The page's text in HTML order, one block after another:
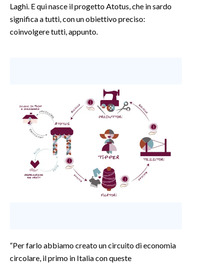
SARDI NEL MONDO
NOTIZIE
EVENTI
INSULARITÀ
INFO AZIENDE
ANNUNCI
NECROLOGI
Laghi. E qui nasce il progetto Atotus, che in sardo
significa a tutti, con un obiettivo preciso:
coinvolgere tutti, appunto.
“Per farlo abbiamo creato un circuito di economia
circolare, il primo in Italia con queste